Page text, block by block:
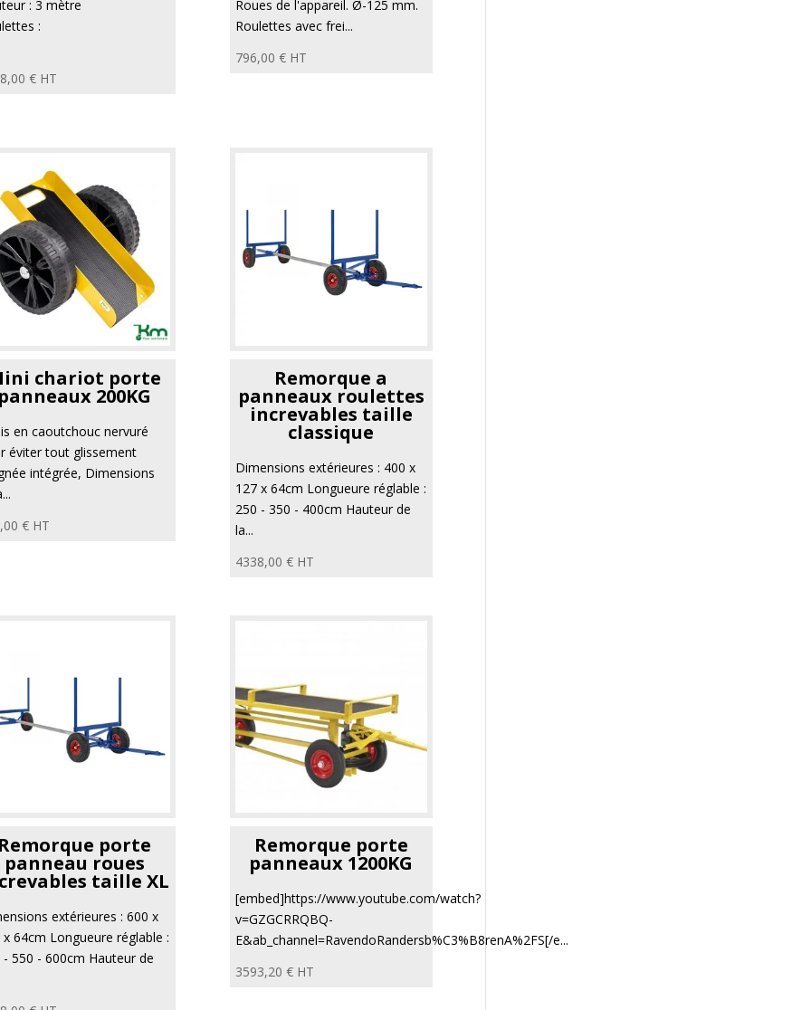
: 3 mètre
:
€ HT
Roues de l'appareil. Ø-125 mm.
Roulettes avec frei...
796,00 € HT
chariot porte
200KG
en caoutchouc nervuré
éviter tout glissement
intégrée, Dimensions
€ HT
Remorque a
panneaux roulettes
increvables taille
classique
Dimensions extérieures : 400 x
127 x 64cm Longueure réglable :
250 - 350 - 400cm Hauteur de
la...
4338,00 € HT
porte
panneau roues
taille XL
extérieures : 600 x
x 64cm Longueure réglable :
- 550 - 600cm Hauteur de
Remorque porte
panneaux 1200KG
[embed]https://www.youtube.com/watch?
v=GZGCRRQBQ-
E&ab_channel=RavendoRandersb%C3%B8renA%2FS[/e...
3593,20 € HT